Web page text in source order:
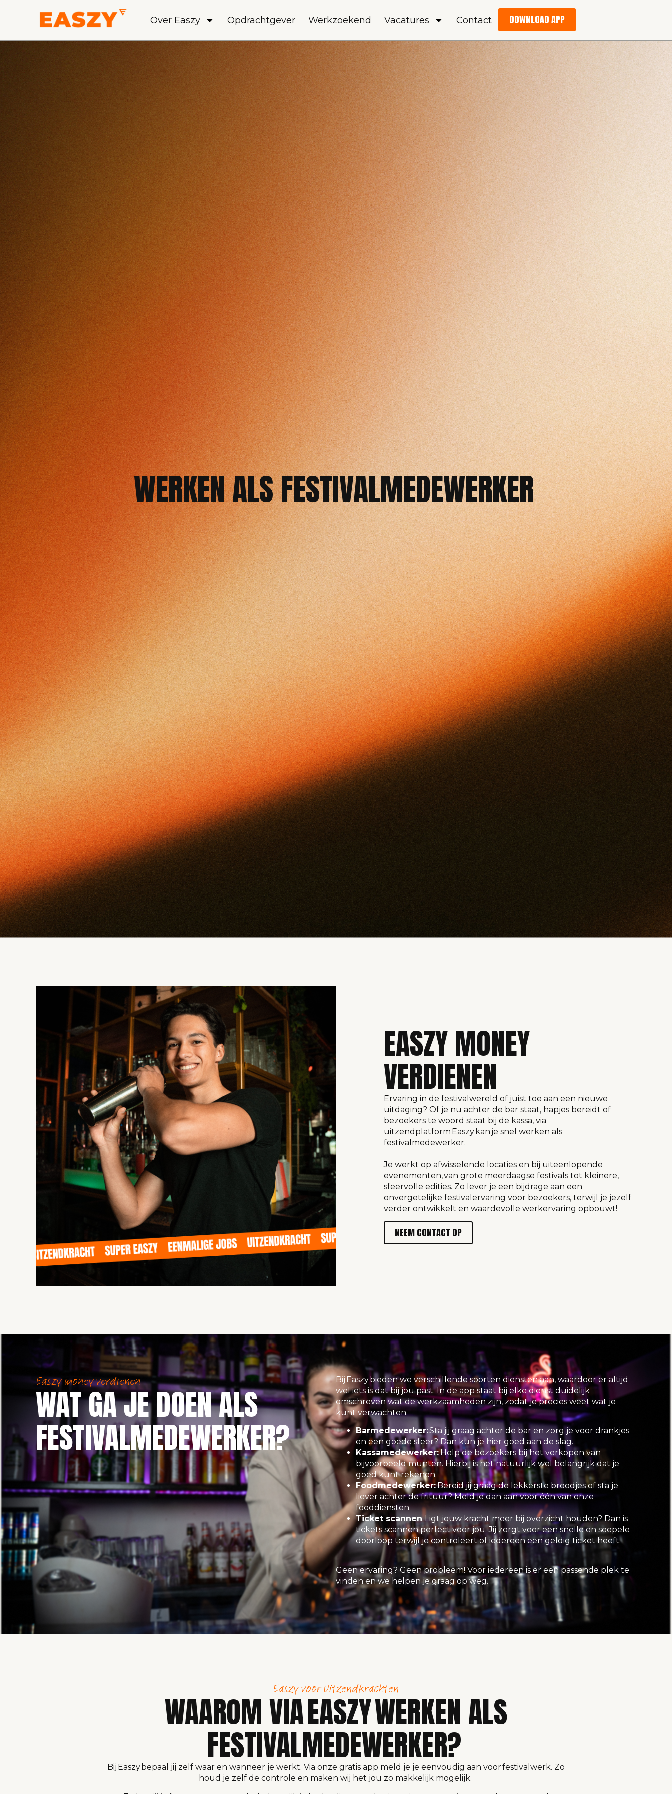
Over Easzy Opdrachtgever Werkzoekend Vacatures Contact DOWNLOAD APP
WERKEN ALS FESTIVALMEDEWERKER
EASZY MONEY
VERDIENEN
Ervaring in de festivalwereld of juist toe aan een nieuwe
uitdaging? Of je nu achter de bar staat, hapjes bereidt of
bezoekers te woord staat bij de kassa, via
uitzendplatform Easzy kan je snel werken als
festivalmedewerker.
Je werkt op afwisselende locaties en bij uiteenlopende
evenementen, van grote meerdaagse festivals tot kleinere,
sfeervolle edities. Zo lever je een bijdrage aan een
onvergetelijke festivalervaring voor bezoekers, terwijl je jezelf
verder ontwikkelt en waardevolle werkervaring opbouwt!
NEEM CONTACT OP
Easzy money verdienen
WAT GA JE DOEN ALS
FESTIVALMEDEWERKER?
Bij Easzy bieden we verschillende soorten diensten aan, waardoor er altijd
wel iets is dat bij jou past. In de app staat bij elke dienst duidelijk
omschreven wat de werkzaamheden zijn, zodat je precies weet wat je
kunt verwachten.
Barmedewerker:Sta jij graag achter de bar en zorg je voor drankjes
en een goede sfeer? Dan kun je hier goed aan de slag.
Kassamedewerker:Help de bezoekers bij het verkopen van
bijvoorbeeld munten. Hierbij is het natuurlijk wel belangrijk dat je
goed kunt rekenen.
Foodmedewerker:Bereid jij graag de lekkerste broodjes of sta je
liever achter de frituur? Meld je dan aan voor één van onze
fooddiensten.
Ticket scannen:Ligt jouw kracht meer bij overzicht houden? Dan is
tickets scannen perfect voor jou. Jij zorgt voor een snelle en soepele
doorloop terwijl je controleert of iedereen een geldig ticket heeft.
Geen ervaring? Geen probleem! Voor iedereen is er een passende plek te
vinden en we helpen je graag op weg.
Easzy voor Uitzendkrachten
WAAROM VIA EASZY WERKEN ALS
FESTIVALMEDEWERKER?
Bij Easzy bepaal jij zelf waar en wanneer je werkt. Via onze gratis app meld je je eenvoudig aan voor festivalwerk. Zo
houd je zelf de controle en maken wij het jou zo makkelijk mogelijk.